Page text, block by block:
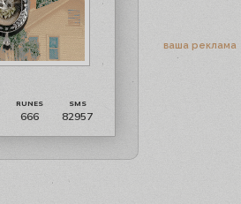
666 82957
ваша реклама